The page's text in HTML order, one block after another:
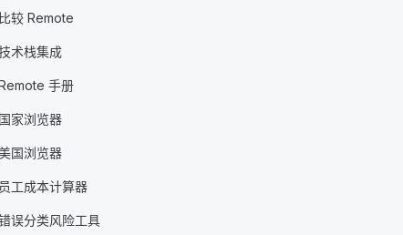
比较 Remote
术栈集成
手册
国家浏览器
国浏览器
员工成本计算器
误分类风险工具